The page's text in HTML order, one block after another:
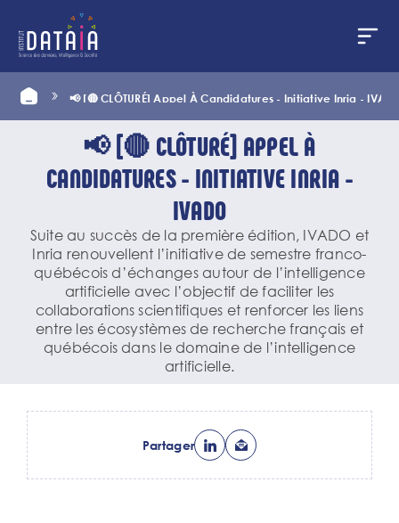
contenu
📢 [🔴 CLÔTURÉ] Appel À Candidatures - Initiative Inria -
📢 [🔴 CLÔTURÉ] APPEL À
CANDIDATURES - INITIATIVE INRIA -
IVADO
Suite au succès de la première édition, IVADO et
Inria renouvellent l’initiative de semestre franco-
québécois d’échanges autour de l’intelligence
artificielle avec l’objectif de faciliter les
collaborations scientifiques et renforcer les liens
entre les écosystèmes de recherche français et
québécois dans le domaine de l’intelligence
artificielle.
Partager
Panneau de gestion des cookies